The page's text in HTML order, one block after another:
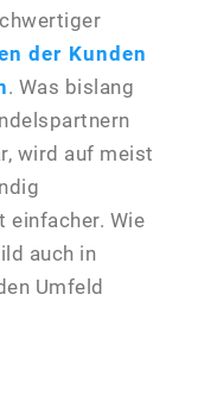
der Kunden
. Was bislang
wird auf meist
einfacher. Wie
auch in
Umfeld